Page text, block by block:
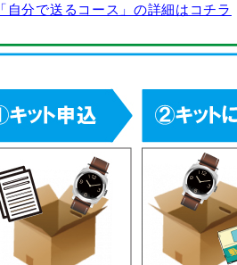
「自分で送るコース」の詳細はコチラ